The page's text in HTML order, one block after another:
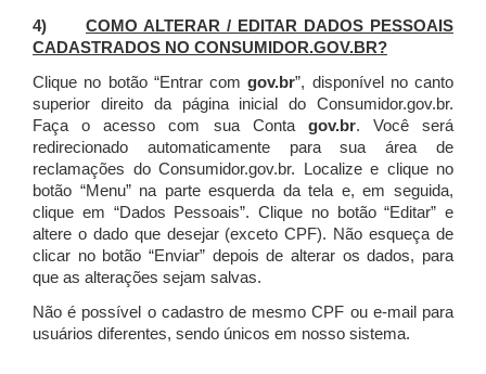
4) COMO ALTERAR / EDITAR DADOS PESSOAIS
CADASTRADOS NO CONSUMIDOR.GOV.BR?
Clique no botão “Entrar comgov.br”, disponível no canto
superior direito da página inicial do Consumidor.gov.br.
Faça o acesso com sua Conta gov.br. Você será
redirecionado automaticamente para sua área de
reclamações do Consumidor.gov.br.
Localize e clique no
botão “Menu” na parte esquerda da tela e, em seguida,
clique em “Dados Pessoais”. Clique no botão “Editar” e
altere o dado que desejar (exceto CPF). Não esqueça de
clicar no botão “Enviar” depois de alterar os dados, para
que as alterações sejam salvas.
Não é possível o cadastro de mesmo CPF ou e-mail para
usuários diferentes, sendo únicos em nosso sistema.